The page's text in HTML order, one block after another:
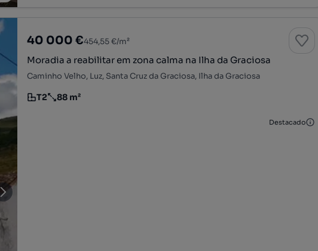
40 000 €454,55 €/m²
Moradia a reabilitar em zona calma na Ilha da Graciosa
Caminho Velho, Luz, Santa Cruz da Graciosa, Ilha da Graciosa
Tipologia
T2
Preço por metro quadrado
88 m²
Destacado